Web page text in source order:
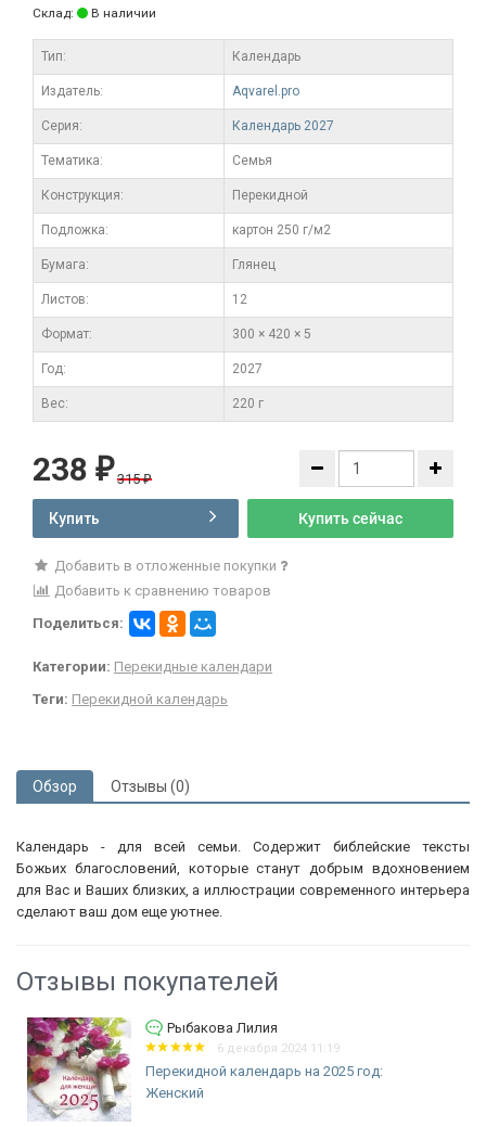
Склад: В наличии
Тип: Календарь
Издатель: Aqvarel.pro
Серия: Календарь 2027
Тематика: Семья
Конструкция: Перекидной
Подложка: картон 250 г/м2
Бумага: Глянец
Листов: 12
Формат: 300 × 420 × 5
Год: 2027
Вес: 220 г
238 ₽ 315₽
Купить Купить сейчас
Добавить в отложенные покупки
Добавить к сравнению товаров
Поделиться:
Категории: Перекидные календари
Теги: Перекидной календарь
Обзор Отзывы (0)
Календарь - для всей семьи. Содержит библейские тексты
Божьих благословений, которые станут добрым вдохновением
для Вас и Ваших близких, а иллюстрации современного интерьера
сделают ваш дом еще уютнее.
Отзывы покупателей
Рыбакова Лилия
6 декабря 2024 11:19
Перекидной календарь на 2025 год:
Женский